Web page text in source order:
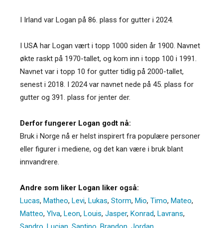
I Irland var Logan på 86. plass for gutter i 2024.
I USA har Logan vært i topp 1000 siden år 1900. Navnet
økte raskt på 1970-tallet, og kom inn i topp 100 i 1991.
Navnet var i topp 10 for gutter tidlig på 2000-tallet,
senest i 2018. I 2024 var navnet nede på 45. plass for
gutter og 391. plass for jenter der.
Derfor fungerer Logan godt nå:
Bruk i Norge nå er helst inspirert fra populære personer
eller figurer i mediene, og det kan være i bruk blant
innvandrere.
Andre som liker Logan liker også:
Lucas, Matheo, Levi, Lukas, Storm, Mio, Timo, Mateo,
Matteo, Ylva, Leon, Louis, Jasper, Konrad, Lavrans,